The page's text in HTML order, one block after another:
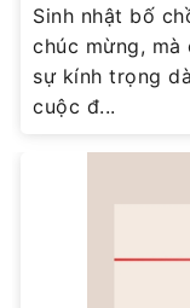
Sinh nhật bố
chúc mừng,
sự kính trọng
cuộc đ...